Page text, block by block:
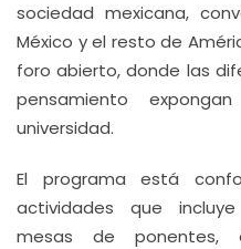
sociedad mexicana,
México y el resto de
foro abierto, donde las
pensamiento
universidad.
El programa está
actividades que
mesas de ponentes,